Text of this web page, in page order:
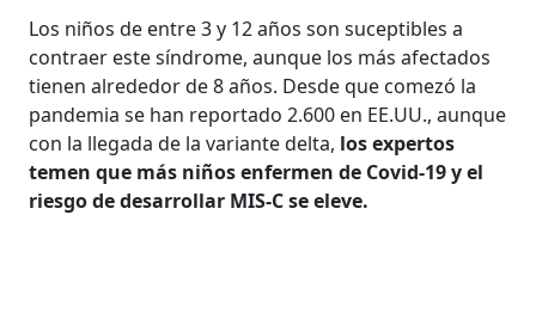
Los niños de entre 3 y 12 años son suceptibles a
contraer este síndrome, aunque los más afectados
tienen alrededor de 8 años. Desde que comezó la
pandemia se han reportado 2.600 en EE.UU., aunque
con la llegada de la variante delta, los expertos
temen que más niños enfermen de Covid-19 y el
riesgo de desarrollar MIS-C se eleve.